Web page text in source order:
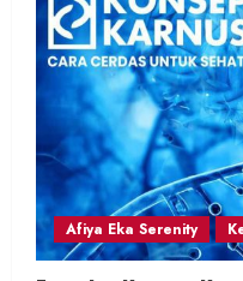
Afiya Eka Serenity